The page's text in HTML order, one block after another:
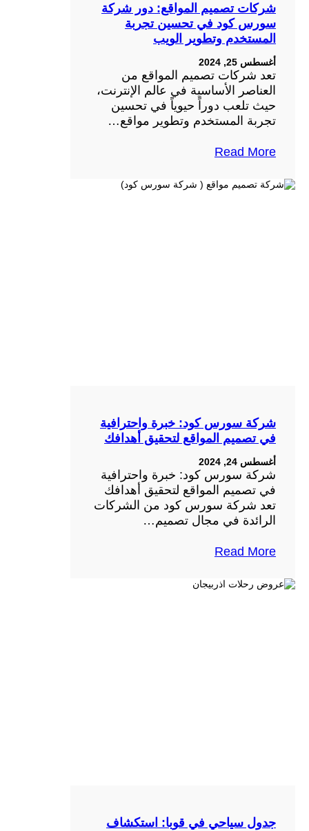
شركات تصميم المواقع: دور شركة
سورس كود في تحسين تجربة
المستخدم وتطوير الويب
أغسطس 25, 2024
تعد شركات تصميم المواقع من
العناصر الأساسية في عالم الإنترنت،
حيث تلعب دوراً حيوياً في تحسين
تجربة المستخدم وتطوير مواقع…
Read More
شركة سورس كود: خبرة واحترافية
في تصميم المواقع لتحقيق أهدافك
أغسطس 24, 2024
شركة سورس كود: خبرة واحترافية
في تصميم المواقع لتحقيق أهدافك
تعد شركة سورس كود من الشركات
الرائدة في مجال تصميم…
Read More
جدول سياحي في قوبا: استكشاف